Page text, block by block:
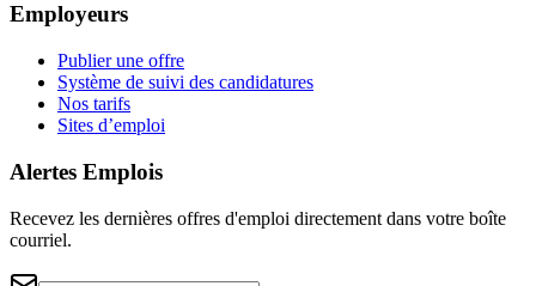
Employeurs
Publier une offre
Système de suivi des candidatures
Nos tarifs
Sites d’emploi
Alertes Emplois
Recevez les dernières offres d'emploi directement dans votre boîte
courriel.